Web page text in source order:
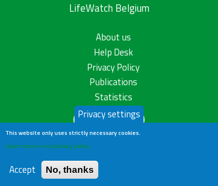
LifeWatch Belgium
About us
Help Desk
Privacy Policy
Publications
Statistics
Contact us
Privacy settings
This website only uses strictly necessary cookies.
Learn more in our privacy policy
Accept No, thanks